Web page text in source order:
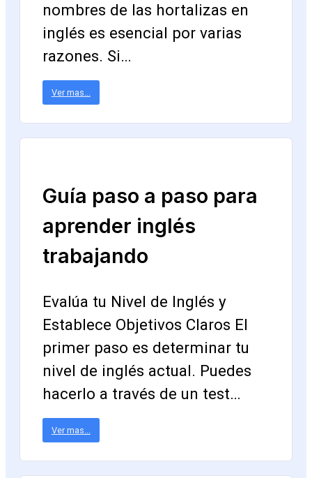
nombres de las hortalizas en
inglés es esencial por varias
razones. Si…
Ver mas...
Guía paso a paso para
aprender inglés
trabajando
Evalúa tu Nivel de Inglés y
Establece Objetivos Claros El
primer paso es determinar tu
nivel de inglés actual. Puedes
hacerlo a través de un test…
Ver mas...